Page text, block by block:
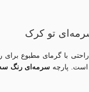
تو کرک
با گرمای مطبوع
است. پارچه سرمه‌ایرنگ